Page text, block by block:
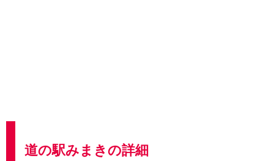
道の駅みまきの詳細